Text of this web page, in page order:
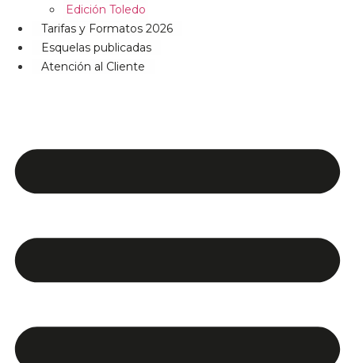
Edición Toledo
Tarifas y Formatos 2026
Esquelas publicadas
Atención al Cliente